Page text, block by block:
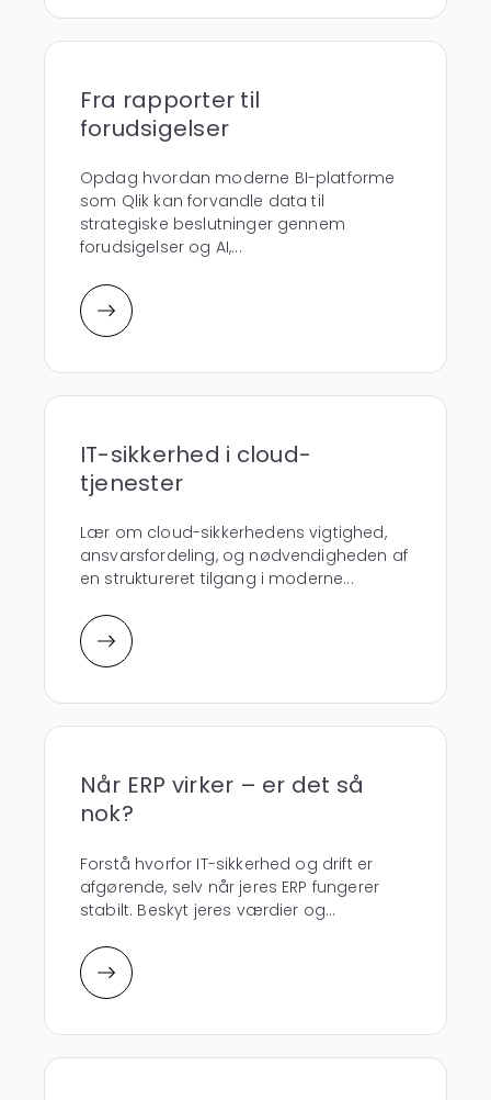
Fra rapporter til
forudsigelser
Opdag hvordan moderne BI-platforme
som Qlik kan forvandle data til
strategiske beslutninger gennem
forudsigelser og AI,...
IT-sikkerhed i cloud-
tjenester
Lær om cloud-sikkerhedens vigtighed,
ansvarsfordeling, og nødvendigheden af
en struktureret tilgang i moderne...
Når ERP virker – er det så
nok?
Forstå hvorfor IT-sikkerhed og drift er
afgørende, selv når jeres ERP fungerer
stabilt. Beskyt jeres værdier og...